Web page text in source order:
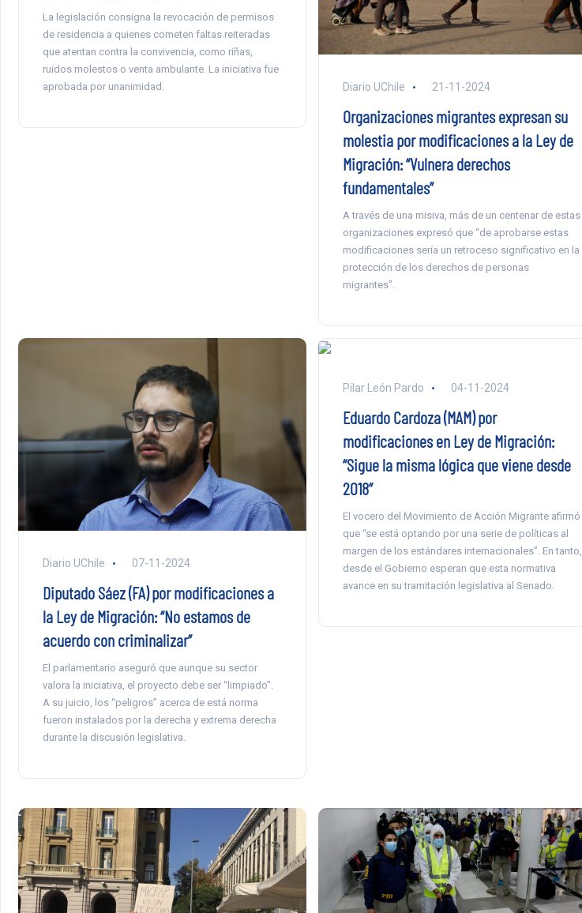
La legislación consigna la revocación de permisos
de residencia a quienes cometen faltas reiteradas
que atentan contra la convivencia, como riñas,
ruidos molestos o venta ambulante. La iniciativa fue
aprobada por unanimidad.
Diario UChile 21-11-2024
Organizaciones migrantes expresan su
molestia por modificaciones a la Ley de
Migración: “Vulnera derechos
fundamentales”
A través de una misiva, más de un centenar de estas
organizaciones expresó que “de aprobarse estas
modificaciones sería un retroceso significativo en la
protección de los derechos de personas
migrantes”.
Diario UChile 07-11-2024
Diputado Sáez (FA) por modificaciones a
la Ley de Migración: “No estamos de
acuerdo con criminalizar”
El parlamentario aseguró que aunque su sector
valora la iniciativa, el proyecto debe ser “limpiado”.
A su juicio, los “peligros” acerca de está norma
fueron instalados por la derecha y extrema derecha
durante la discusión legislativa.
Pilar León Pardo 04-11-2024
Eduardo Cardoza (MAM) por
modificaciones en Ley de Migración:
“Sigue la misma lógica que viene desde
2018”
El vocero del Movimiento de Acción Migrante afirmó
que “se está optando por una serie de políticas al
margen de los estándares internacionales”. En tanto,
desde el Gobierno esperan que esta normativa
avance en su tramitación legislativa al Senado.